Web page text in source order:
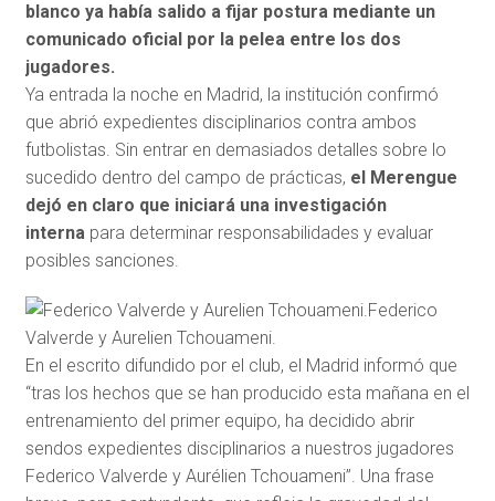
blanco ya había salido a fijar postura mediante un
comunicado oficial por la pelea entre los dos
jugadores.
Ya entrada la noche en Madrid, la institución confirmó
que abrió expedientes disciplinarios contra ambos
futbolistas. Sin entrar en demasiados detalles sobre lo
sucedido dentro del campo de prácticas, el Merengue
dejó en claro que iniciará una investigación
internapara determinar responsabilidades y evaluar
posibles sanciones.
Federico
Valverde y Aurelien Tchouameni.
En el escrito difundido por el club, el Madrid informó que
“tras los hechos que se han producido esta mañana en el
entrenamiento del primer equipo, ha decidido abrir
sendos expedientes disciplinarios a nuestros jugadores
Federico Valverde y Aurélien Tchouameni”. Una frase